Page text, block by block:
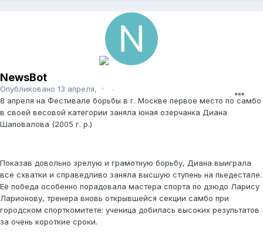
NewsBot
Опубликовано 13 апреля, 2012
8 апреля на Фестивале борьбы в г. Москве первое место по самбо
в своей весовой категории заняла юная озерчанка Диана
Шаповалова (2005 г. р.)
Показав довольно зрелую и грамотную борьбу, Диана выиграла
все схватки и справедливо заняла высшую ступень на пьедестале.
Её победа особенно порадовала мастера спорта по дзюдо Ларису
Ларионову, тренера вновь открывшейся секции самбо при
городском спорткомитете: ученица добилась высоких результатов
за очень короткие сроки.